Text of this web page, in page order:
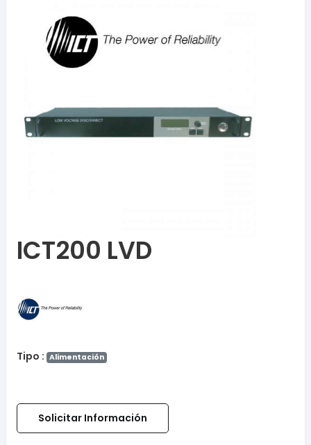
ICT200 LVD
Tipo : Alimentación
Solicitar Información